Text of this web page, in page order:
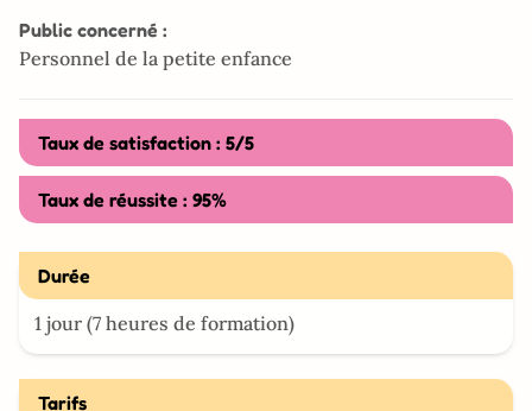
Public concerné :
Personnel de la petite enfance
Taux de satisfaction : 5/5
Taux de réussite : 95%
Durée
1 jour (7 heures de formation)
Tarifs